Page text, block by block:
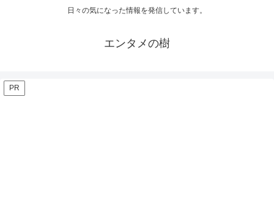
日々の気になった情報を発信しています。
エンタメの樹
PR